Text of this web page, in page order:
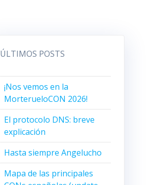
ÚLTIMOS POSTS
¡Nos vemos en la
MorterueloCON 2026!
El protocolo DNS: breve
explicación
Hasta siempre Angelucho
Mapa de las principales